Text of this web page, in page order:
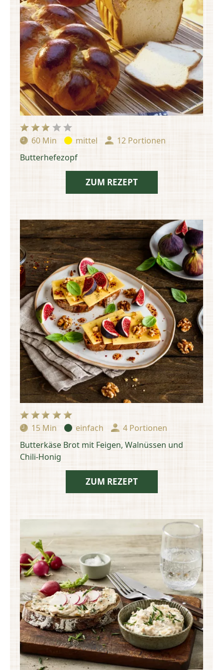
Zubereitungszeit:
60 Min Schwierigkeit:
mittel Portionen:
12 Portionen
Butterhefezopf
ZUM REZEPT
Zubereitungszeit:
15 Min Schwierigkeit:
einfach Portionen:
4 Portionen
Butterkäse Brot mit Feigen, Walnüssen und
Chili-Honig
ZUM REZEPT